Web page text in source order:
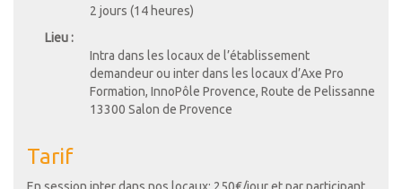
2 jours (14 heures)
Lieu :
Intra dans les locaux de l’établissement
demandeur ou inter dans les locaux d’Axe Pro
Formation, InnoPôle Provence, Route de Pelissanne
13300 Salon de Provence
Tarif